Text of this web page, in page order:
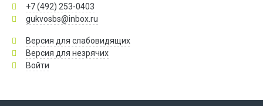
+7 (492) 253-0403
gukvosbs@inbox.ru
Версия для слабовидящих
Версия для незрячих
Войти